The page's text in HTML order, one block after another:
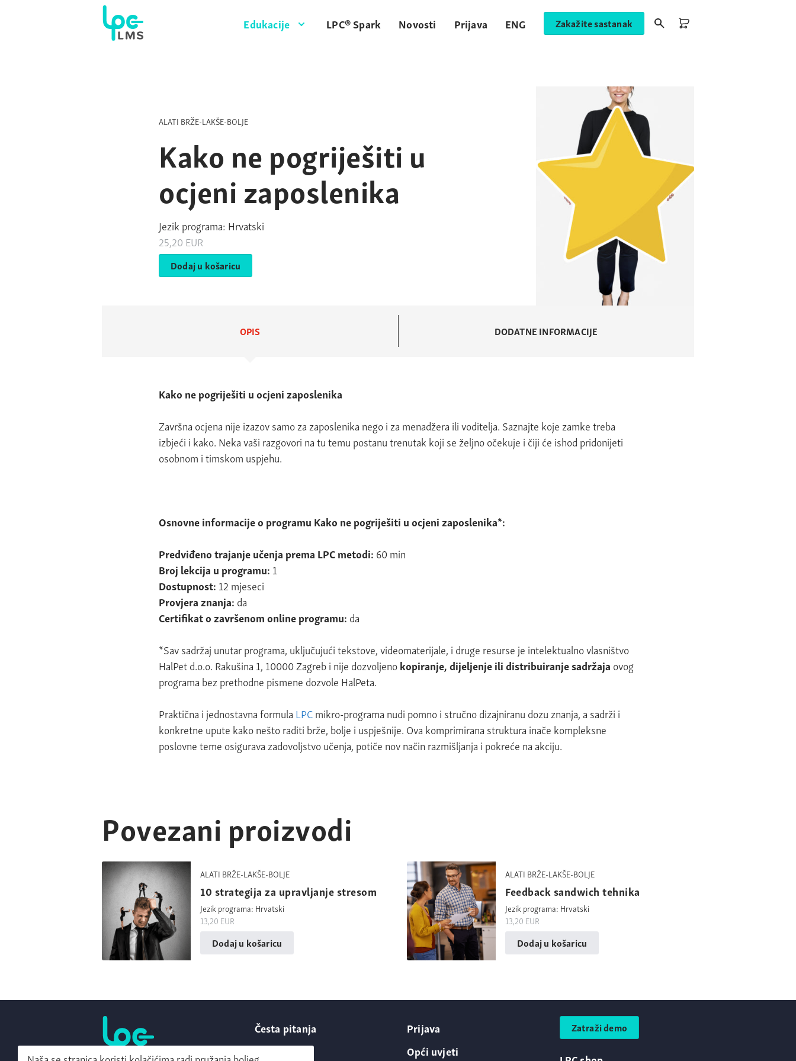
Edukacije LPC® Spark Novosti Prijava ENG Zakažite sastanak
ALATI BRŽE-LAKŠE-BOLJE
Kako ne pogriješiti u
ocjeni zaposlenika
Jezik programa: Hrvatski
25,20 EUR
Dodaj u košaricu
OPIS DODATNE INFORMACIJE
Kako ne pogriješiti u ocjeni zaposlenika
Završna ocjena nije izazov samo za zaposlenika nego i za menadžera ili voditelja. Saznajte koje zamke treba
izbjeći i kako. Neka vaši razgovori na tu temu postanu trenutak koji se željno očekuje i čiji će ishod pridonijeti
osobnom i timskom uspjehu.
Osnovne informacije o programu Kako ne pogriješiti u ocjeni zaposlenika*:
Predviđeno trajanje učenja prema LPC metodi: 60 min
Broj lekcija u programu: 1
Dostupnost: 12 mjeseci
Provjera znanja: da
Certifikat o završenom online programu: da
*Sav sadržaj unutar programa, uključujući tekstove, videomaterijale, i druge resurse je intelektualno vlasništvo
HalPet d.o.o. Rakušina 1, 10000 Zagreb i nije dozvoljenokopiranje, dijeljenje ili distribuiranje sadržaja ovog
programa bez prethodne pismene dozvole HalPeta.
Praktična i jednostavna formula LPCmikro-programa nudi pomno i stručno dizajniranu dozu znanja, a sadrži i
konkretne upute kako nešto raditi brže, bolje i uspješnije. Ova komprimirana struktura inače kompleksne
poslovne teme osigurava zadovoljstvo učenja, potiče nov način razmišljanja i pokreće na akciju.
Povezani proizvodi
ALATI BRŽE-LAKŠE-BOLJE
10 strategija za upravljanje stresom
Jezik programa: Hrvatski
13,20 EUR
Dodaj u košaricu
ALATI BRŽE-LAKŠE-BOLJE
Feedback sandwich tehnika
Jezik programa: Hrvatski
13,20 EUR
Dodaj u košaricu
Česta pitanja
Kontakt
Prijava
Opći uvjeti
Zatraži demo